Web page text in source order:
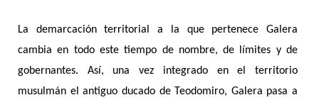
La demarcación territorial a la que pertenece Galera
cambia en todo este tiempo de nombre, de límites y de
gobernantes. Así, una vez integrado en el territorio
musulmán el antiguo ducado de Teodomiro, Galera pasa a